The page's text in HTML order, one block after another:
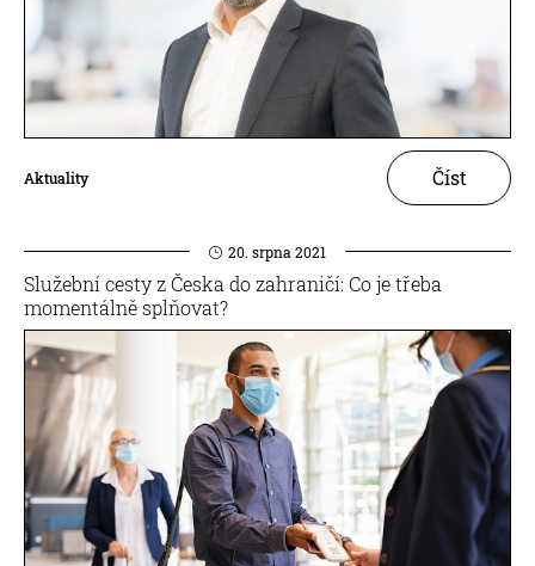
Aktuality Číst
20. srpna 2021
Služební cesty z Česka do zahraničí: Co je třeba
momentálně splňovat?